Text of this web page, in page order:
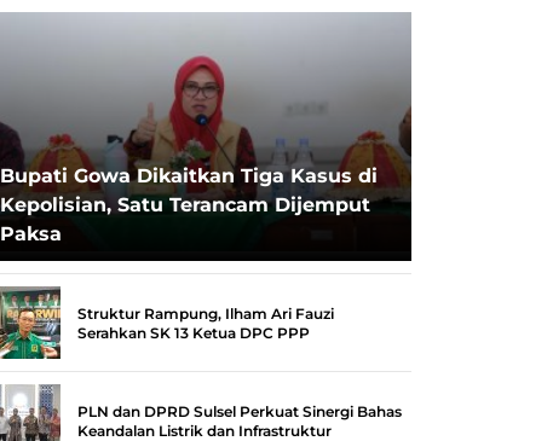
Bupati Gowa Dikaitkan Tiga Kasus di
Kepolisian, Satu Terancam Dijemput
Paksa
Struktur Rampung, Ilham Ari Fauzi
Serahkan SK 13 Ketua DPC PPP
PLN dan DPRD Sulsel Perkuat Sinergi Bahas
Keandalan Listrik dan Infrastruktur